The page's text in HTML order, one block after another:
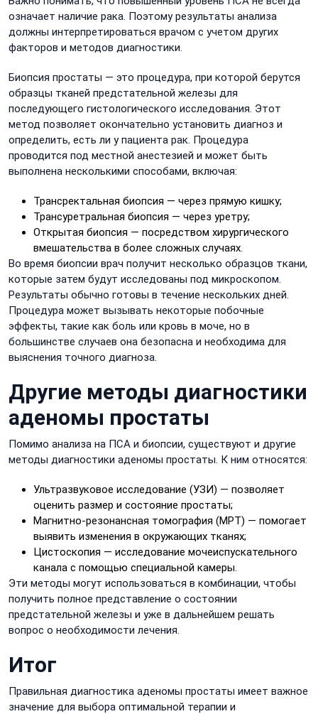
означает наличие рака. Поэтому результаты анализа
должны интерпретироваться врачом с учетом других
факторов и методов диагностики.
Биопсия простаты — это процедура, при которой берутся
образцы тканей предстательной железы для
последующего гистологического исследования. Этот
метод позволяет окончательно установить диагноз и
определить, есть ли у пациента рак. Процедура
проводится под местной анестезией и может быть
выполнена несколькими способами, включая:
Трансректальная биопсия — через прямую кишку;
Трансуретральная биопсия — через уретру;
Открытая биопсия — посредством хирургического
вмешательства в более сложных случаях.
Во время биопсии врач получит несколько образцов ткани,
которые затем будут исследованы под микроскопом.
Результаты обычно готовы в течение нескольких дней.
Процедура может вызывать некоторые побочные
эффекты, такие как боль или кровь в моче, но в
большинстве случаев она безопасна и необходима для
выяснения точного диагноза.
Другие методы диагностики
аденомы простаты
Помимо анализа на ПСА и биопсии, существуют и другие
методы диагностики аденомы простаты. К ним относятся:
Ультразвуковое исследование (УЗИ) — позволяет
оценить размер и состояние простаты;
Магнитно-резонансная томография (МРТ) — помогает
выявить изменения в окружающих тканях;
Цистоскопия — исследование мочеиспускательного
канала с помощью специальной камеры.
Эти методы могут использоваться в комбинации, чтобы
получить полное представление о состоянии
предстательной железы и уже в дальнейшем решать
вопрос о необходимости лечения.
Итог
Правильная диагностика аденомы простаты имеет важное
значение для выбора оптимальной терапии и